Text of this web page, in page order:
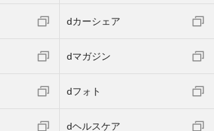
dカーシェア
dマガジン
dフォト
dヘルスケア